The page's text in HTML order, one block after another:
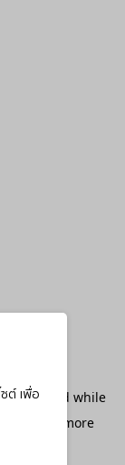
ต์ เพื่อ
occurred while
for more